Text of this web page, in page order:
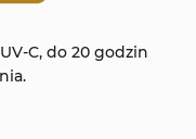
C, do 20 godzin